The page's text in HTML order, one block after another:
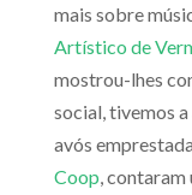
mais sobre
Artístico de
mostrou-lhes
social, tivemos
avós
Coop ,